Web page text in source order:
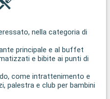
nella categoria di
principale e al buffet
e bibite ai punti di
come intrattenimento e
palestra e club per bambini